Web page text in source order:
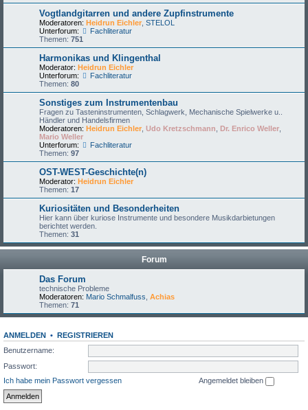
Vogtlandgitarren und andere Zupfinstrumente
Moderatoren: Heidrun Eichler STELOL
Unterforum:
Fachliteratur
Themen: 751
Harmonikas und Klingenthal
Moderator: Heidrun Eichler
Unterforum:
Fachliteratur
Themen: 80
Sonstiges zum Instrumentenbau
Fragen zu Tasteninstrumenten, Schlagwerk, Mechanische Spielwerke u..
Händler und Handelsfirmen
Moderatoren: Heidrun Eichler Udo Kretzschmann Dr. Enrico Weller
Mario Weller
Unterforum:
Fachliteratur
Themen: 97
OST-WEST-Geschichte(n)
Moderator: Heidrun Eichler
Themen: 17
Kuriositäten und Besonderheiten
Hier kann über kuriose Instrumente und besondere Musikdarbietungen
berichtet werden.
Themen: 31
Forum
Das Forum
technische Probleme
Moderatoren: Mario Schmalfuss Achias
Themen: 71
ANMELDEN • REGISTRIEREN
Benutzername:
Passwort:
Ich habe mein Passwort vergessen
Angemeldet bleiben